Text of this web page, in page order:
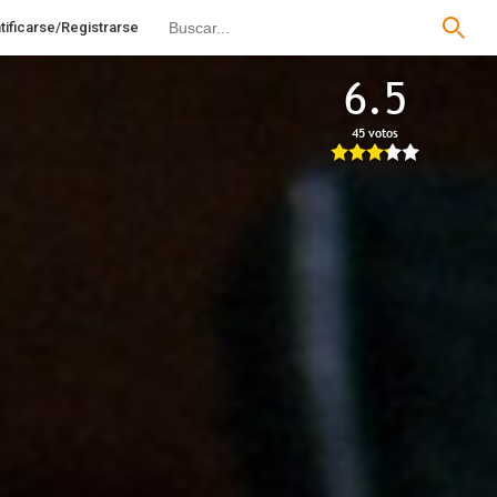
Registrarse
6.5
45 votos